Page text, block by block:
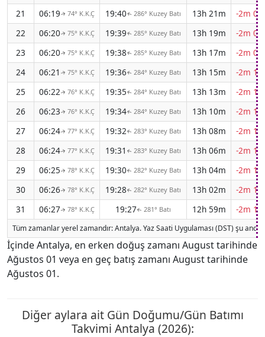
21
06:19↑ 74° K.K.Ç 19:40↑ 286° Kuzey Batı 13h 21m
-2m
22
06:20↑ 75° K.K.Ç 19:39↑ 285° Kuzey Batı 13h 19m
-2m
23
06:20↑ 75° K.K.Ç 19:38↑ 285° Kuzey Batı 13h 17m
-2m
24
06:21 ↑ 75° K.K.Ç 19:36↑ 284° Kuzey Batı 13h 15m
-2m
25
06:22↑ 76° K.K.Ç 19:35↑ 284° Kuzey Batı 13h 13m
-2m
26
06:23↑ 76° K.K.Ç 19:34↑ 284° Kuzey Batı 13h 10m
-2m
27
06:24↑ 77° K.K.Ç 19:32↑ 283° Kuzey Batı 13h 08m
-2m
28
06:24↑ 77° K.K.Ç 19:31 ↑ 283° Kuzey Batı 13h 06m
-2m
29
06:25↑ 78° K.K.Ç 19:30↑ 282° Kuzey Batı 13h 04m
-2m
30
06:26↑ 78° K.K.Ç 19:28↑ 282° Kuzey Batı 13h 02m
-2m
31
06:27↑ 78° K.K.Ç 19:27↑ 281° Batı 12h 59m -2m
Tüm zamanlar yerel zamandır: Antalya. Yaz Saati Uygulaması (DST) şu
İçinde Antalya, en erken doğuş zamanı August tarihinde
Ağustos 01 veya en geç batış zamanı August tarihinde
Ağustos 01.
Diğer aylara ait Gün Doğumu/Gün Batımı
Takvimi Antalya (2026):